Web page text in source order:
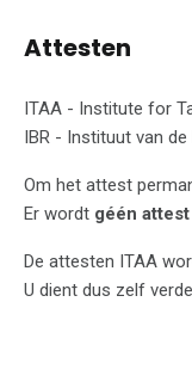
Attesten
ITAA - Institute for
IBR - Instituut van
Om het attest
Er wordt géén attest
De attesten ITAA
U dient dus zelf